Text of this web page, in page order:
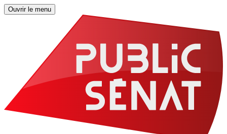
Ouvrir le menu